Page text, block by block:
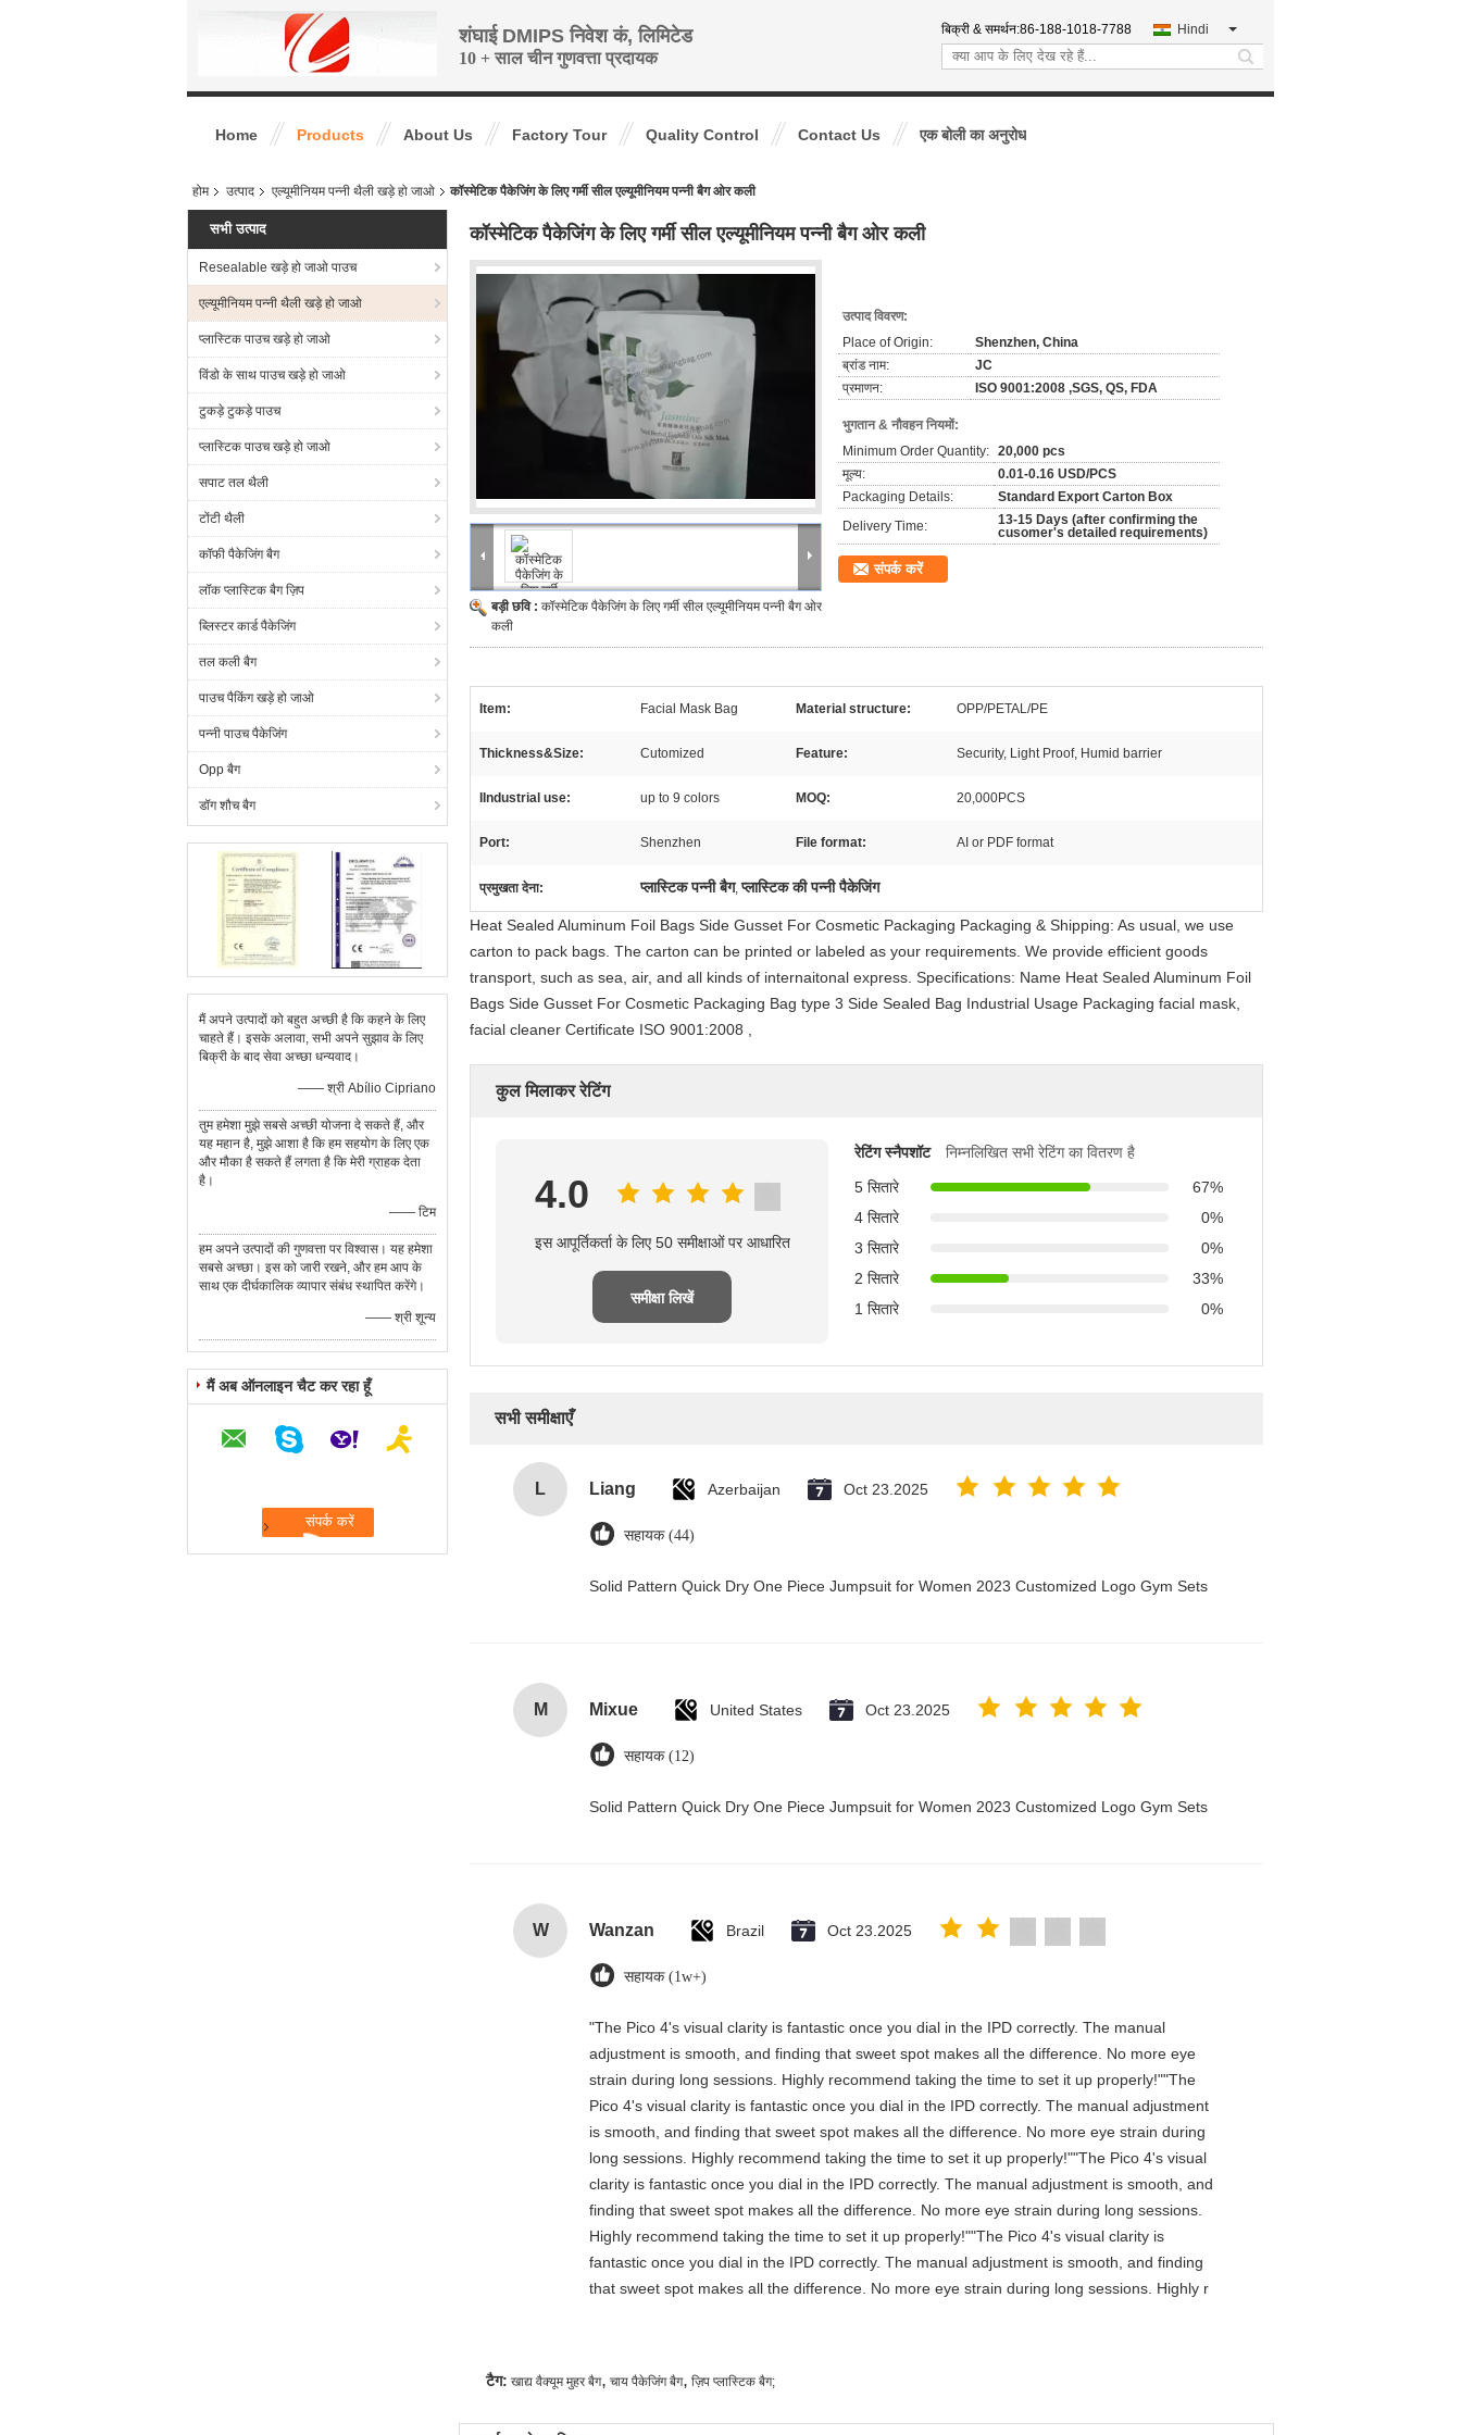
शंघाई DMIPS निवेश कं, लिमिटेड
10 + साल चीन गुणवत्ता प्रदायक
बिक्री & समर्थन:86-188-1018-7788 Hindi
search
Home Products About Us Factory Tour Quality Control Contact Us एक बोली का अनुरोध
होम उत्पाद एल्यूमीनियम पन्नी थैली खड़े हो जाओ कॉस्मेटिक पैकेजिंग के लिए गर्मी सील एल्यूमीनियम पन्नी बैग ओर कली
सभी उत्पाद
Resealable खड़े हो जाओ पाउच
एल्यूमीनियम पन्नी थैली खड़े हो जाओ
प्लास्टिक पाउच खड़े हो जाओ
विंडो के साथ पाउच खड़े हो जाओ
टुकड़े टुकड़े पाउच
प्लास्टिक पाउच खड़े हो जाओ
सपाट तल थैली
टोंटी थैली
कॉफी पैकेजिंग बैग
लॉक प्लास्टिक बैग ज़िप
ब्लिस्टर कार्ड पैकेजिंग
तल कली बैग
पाउच पैकिंग खड़े हो जाओ
पन्नी पाउच पैकेजिंग
Opp बैग
डॉग शौच बैग
मैं अपने उत्पादों को बहुत अच्छी है कि कहने के लिए
चाहते हैं। इसके अलावा, सभी अपने सुझाव के लिए
बिक्री के बाद सेवा अच्छा धन्यवाद।
—— श्री Abílio Cipriano
तुम हमेशा मुझे सबसे अच्छी योजना दे सकते हैं, और
यह महान है, मुझे आशा है कि हम सहयोग के लिए एक
और मौका है सकते हैं लगता है कि मेरी ग्राहक देता
है।
—— टिम
हम अपने उत्पादों की गुणवत्ता पर विश्वास। यह हमेशा
सबसे अच्छा। इस को जारी रखने, और हम आप के
साथ एक दीर्घकालिक व्यापार संबंध स्थापित करेंगे।
—— श्री शून्य
मैं अब ऑनलाइन चैट कर रहा हूँ
कॉस्मेटिक पैकेजिंग के लिए गर्मी सील एल्यूमीनियम पन्नी बैग ओर कली
बड़ी छवि : कॉस्मेटिक पैकेजिंग के लिए गर्मी सील एल्यूमीनियम पन्नी बैग ओर
कली
उत्पाद विवरण:
Place of Origin:
Shenzhen, China
ब्रांड नाम:
JC
प्रमाणन:
ISO 9001:2008 ,SGS, QS, FDA
भुगतान & नौवहन नियमों:
Minimum Order Quantity: 20,000 pcs
मूल्य:
0.01-0.16 USD/PCS
Packaging Details:
Standard Export Carton Box
Delivery Time:
13-15 Days (after confirming the
cusomer's detailed requirements)
संपर्क करें
Item: Facial Mask Bag Material structure: OPP/PETAL/PE
Thickness&Size: Cutomized Feature: Security, Light Proof, Humid barrier
IIndustrial use: up to 9 colors MOQ: 20,000PCS
Port: Shenzhen File format: AI or PDF format
प्रमुखता देना: प्लास्टिक पन्नी बैग,प्लास्टिक की पन्नी पैकेजिंग
Heat Sealed Aluminum Foil Bags Side Gusset For Cosmetic Packaging Packaging & Shipping: As usual, we use
carton to pack bags. The carton can be printed or labeled as your requirements. We provide efficient goods
transport, such as sea, air, and all kinds of internaitonal express. Specifications: Name Heat Sealed Aluminum Foil
Bags Side Gusset For Cosmetic Packaging Bag type 3 Side Sealed Bag Industrial Usage Packaging facial mask,
facial cleaner Certificate ISO 9001:2008 ,
कुल मिलाकर रेटिंग
4.0
इस आपूर्तिकर्ता के लिए 50 समीक्षाओं पर आधारित
समीक्षा लिखें
रेटिंग स्नैपशॉट
निम्नलिखित सभी रेटिंग का वितरण है
5 सितारे
67%
4 सितारे
0%
3 सितारे
0%
2 सितारे
33%
1 सितारे
0%
सभी समीक्षाएँ
L Liang Azerbaijan Oct 23.2025
सहायक (44)
Solid Pattern Quick Dry One Piece Jumpsuit for Women 2023 Customized Logo Gym Sets
M Mixue United States Oct 23.2025
सहायक (12)
Solid Pattern Quick Dry One Piece Jumpsuit for Women 2023 Customized Logo Gym Sets
W Wanzan Brazil Oct 23.2025
सहायक (1w+)
"The Pico 4's visual clarity is fantastic once you dial in the IPD correctly. The manual
adjustment is smooth, and finding that sweet spot makes all the difference. No more eye
strain during long sessions. Highly recommend taking the time to set it up properly!""The
Pico 4's visual clarity is fantastic once you dial in the IPD correctly. The manual adjustment
is smooth, and finding that sweet spot makes all the difference. No more eye strain during
long sessions. Highly recommend taking the time to set it up properly!""The Pico 4's visual
clarity is fantastic once you dial in the IPD correctly. The manual adjustment is smooth, and
finding that sweet spot makes all the difference. No more eye strain during long sessions.
Highly recommend taking the time to set it up properly!""The Pico 4's visual clarity is
fantastic once you dial in the IPD correctly. The manual adjustment is smooth, and finding
that sweet spot makes all the difference. No more eye strain during long sessions. Highly r
टैग: खाद्य वैक्यूम मुहर बैग, चाय पैकेजिंग बैग, ज़िप प्लास्टिक बैग;